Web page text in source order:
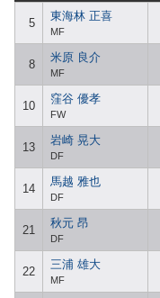
5
東海林 正喜
MF
8
米原 良介
MF
10
窪谷 優孝
FW
13
岩崎 晃大
DF
14
馬越 雅也
DF
21
秋元 昂
DF
22
三浦 雄大
MF